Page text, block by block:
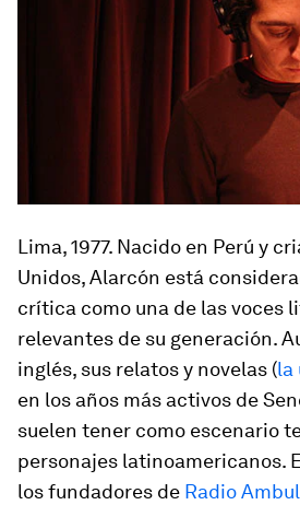
Lima, 1977. Nacido en Perú y
Unidos, Alarcón está
crítica como una de las voces
relevantes de su generación.
inglés, sus relatos y novelas (la
en los años más activos de
suelen tener como escenario
personajes latinoamericanos.
los fundadores de Radio